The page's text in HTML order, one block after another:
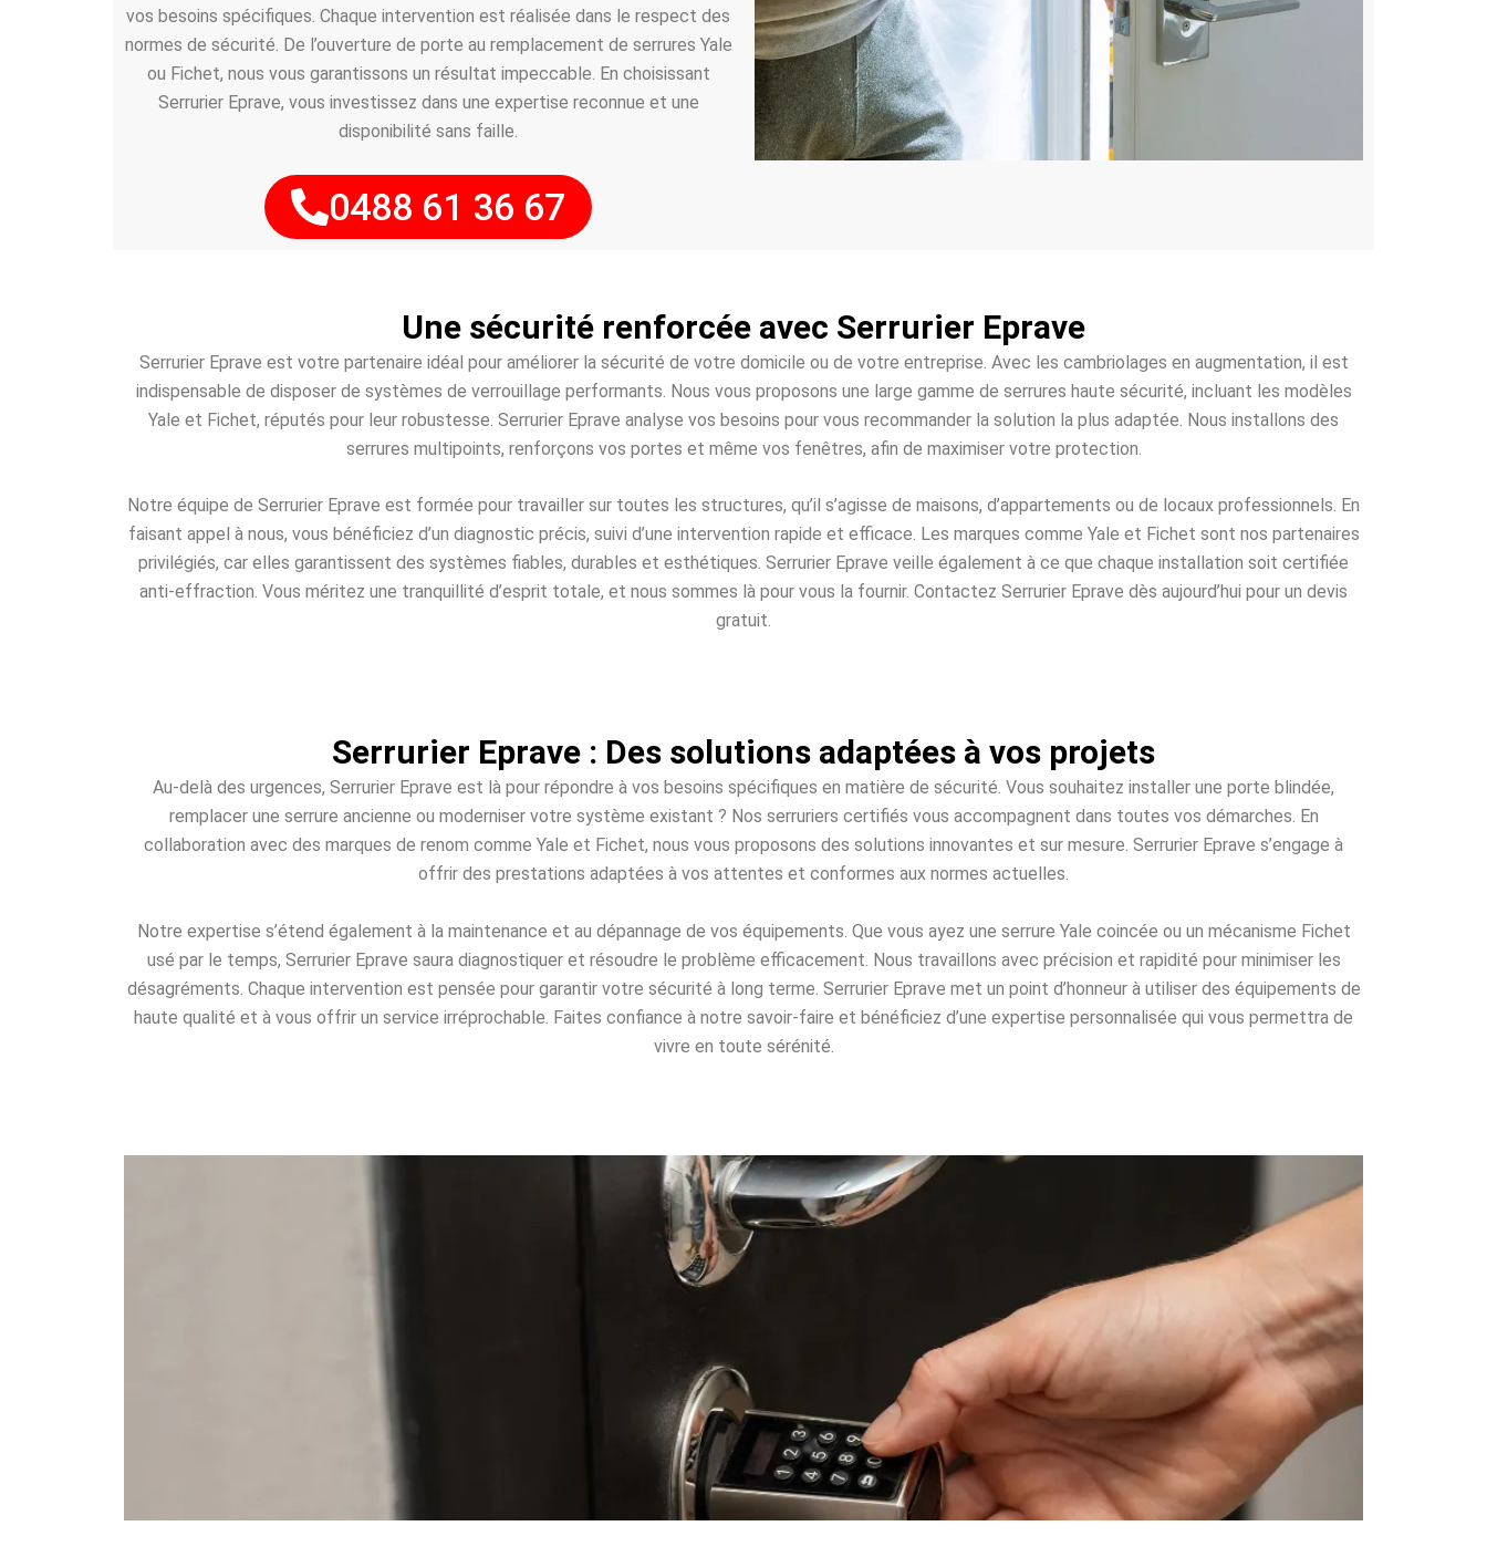
vos besoins spécifiques. Chaque intervention est réalisée dans le respect des
normes de sécurité. De l’ouverture de porte au remplacement de serrures Yale
ou Fichet, nous vous garantissons un résultat impeccable. En choisissant
Serrurier Eprave, vous investissez dans une expertise reconnue et une
disponibilité sans faille.
0488 61 36 67
Une sécurité renforcée avec Serrurier Eprave
Serrurier Eprave est votre partenaire idéal pour améliorer la sécurité de votre domicile ou de votre entreprise. Avec les cambriolages en augmentation, il est
indispensable de disposer de systèmes de verrouillage performants. Nous vous proposons une large gamme de serrures haute sécurité, incluant les modèles
Yale et Fichet, réputés pour leur robustesse. Serrurier Eprave analyse vos besoins pour vous recommander la solution la plus adaptée. Nous installons des
serrures multipoints, renforçons vos portes et même vos fenêtres, afin de maximiser votre protection.
Notre équipe de Serrurier Eprave est formée pour travailler sur toutes les structures, qu’il s’agisse de maisons, d’appartements ou de locaux professionnels. En
faisant appel à nous, vous bénéficiez d’un diagnostic précis, suivi d’une intervention rapide et efficace. Les marques comme Yale et Fichet sont nos partenaires
privilégiés, car elles garantissent des systèmes fiables, durables et esthétiques. Serrurier Eprave veille également à ce que chaque installation soit certifiée
anti-effraction. Vous méritez une tranquillité d’esprit totale, et nous sommes là pour vous la fournir. Contactez Serrurier Eprave dès aujourd’hui pour un devis
gratuit.
Serrurier Eprave : Des solutions adaptées à vos projets
Au-delà des urgences, Serrurier Eprave est là pour répondre à vos besoins spécifiques en matière de sécurité. Vous souhaitez installer une porte blindée,
remplacer une serrure ancienne ou moderniser votre système existant ? Nos serruriers certifiés vous accompagnent dans toutes vos démarches. En
collaboration avec des marques de renom comme Yale et Fichet, nous vous proposons des solutions innovantes et sur mesure. Serrurier Eprave s’engage à
offrir des prestations adaptées à vos attentes et conformes aux normes actuelles.
Notre expertise s’étend également à la maintenance et au dépannage de vos équipements. Que vous ayez une serrure Yale coincée ou un mécanisme Fichet
usé par le temps, Serrurier Eprave saura diagnostiquer et résoudre le problème efficacement. Nous travaillons avec précision et rapidité pour minimiser les
désagréments. Chaque intervention est pensée pour garantir votre sécurité à long terme. Serrurier Eprave met un point d’honneur à utiliser des équipements de
haute qualité et à vous offrir un service irréprochable. Faites confiance à notre savoir-faire et bénéficiez d’une expertise personnalisée qui vous permettra de
vivre en toute sérénité.